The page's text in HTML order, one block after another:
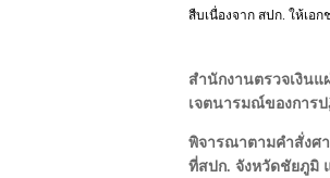
สืบเนื่องจาก สปก. ให้เอ
สำนักงานตรวจเงินแ
เจตนารมณ์ของการ
พิจารณาตามคำสั่งศ
ที่สปก. จังหวัดชัยภูมิ